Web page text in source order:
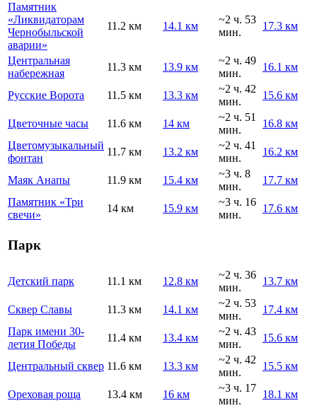
Памятник
«Ликвидаторам
Чернобыльской
аварии»
11.2 км 14.1 км
~2 ч. 53
мин.
17.3 км
Центральная
набережная
11.3 км 13.9 км
~2 ч. 49
мин.
16.1 км
Русские Ворота 11.5 км 13.3 км
~2 ч. 42
мин.
15.6 км
Цветочные часы 11.6 км 14 км
~2 ч. 51
мин.
16.8 км
Цветомузыкальный
фонтан
11.7 км 13.2 км
~2 ч. 41
мин.
16.2 км
Маяк Анапы 11.9 км 15.4 км
~3 ч. 8
мин.
17.7 км
Памятник «Три
свечи»
14 км 15.9 км
~3 ч. 16
мин.
17.6 км
Парк
Детский парк 11.1 км 12.8 км
~2 ч. 36
мин.
13.7 км
Сквер Славы 11.3 км 14.1 км
~2 ч. 53
мин.
17.4 км
Парк имени 30-
летия Победы
11.4 км 13.4 км
~2 ч. 43
мин.
15.6 км
Центральный сквер 11.6 км 13.3 км
~2 ч. 42
мин.
15.5 км
Ореховая роща 13.4 км 16 км
~3 ч. 17
мин.
18.1 км